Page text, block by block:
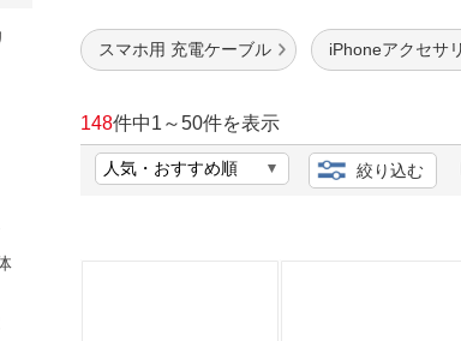
ご利用ガイド
スマホ用 充電ケーブル iPhoneアクセサ
148件中1 ～50件を表示
絞り込む